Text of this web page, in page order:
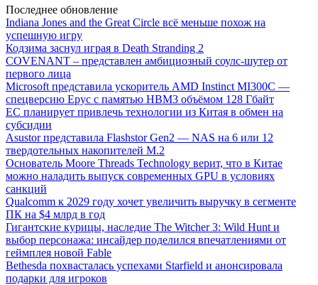
Последнее обновление
Indiana Jones and the Great Circle всё меньше похож на
успешную игру
Кодзима заснул играя в Death Stranding 2
COVENANT – представлен амбициозный соулс-шутер от
первого лица
Microsoft представила ускоритель AMD Instinct MI300C —
спецверсию Epyc с памятью HBM3 объёмом 128 Гбайт
ЕС планирует привлечь технологии из Китая в обмен на
субсидии
Asustor представила Flashstor Gen2 — NAS на 6 или 12
твердотельных накопителей M.2
Основатель Moore Threads Technology верит, что в Китае
можно наладить выпуск современных GPU в условиях
санкций
Qualcomm к 2029 году хочет увеличить выручку в сегменте
ПК на $4 млрд в год
Гигантские курицы, наследие The Witcher 3: Wild Hunt и
выбор персонажа: инсайдер поделился впечатлениями от
геймплея новой Fable
Bethesda похвасталась успехами Starfield и анонсировала
подарки для игроков